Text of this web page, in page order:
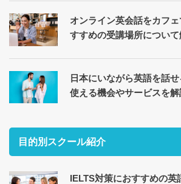
オンライン英会話をカフ
すすめの受講場所につい
日本にいながら英語を話
使える機会やサービスを解
目的別スクール紹介
IELTS対策におすすめの英